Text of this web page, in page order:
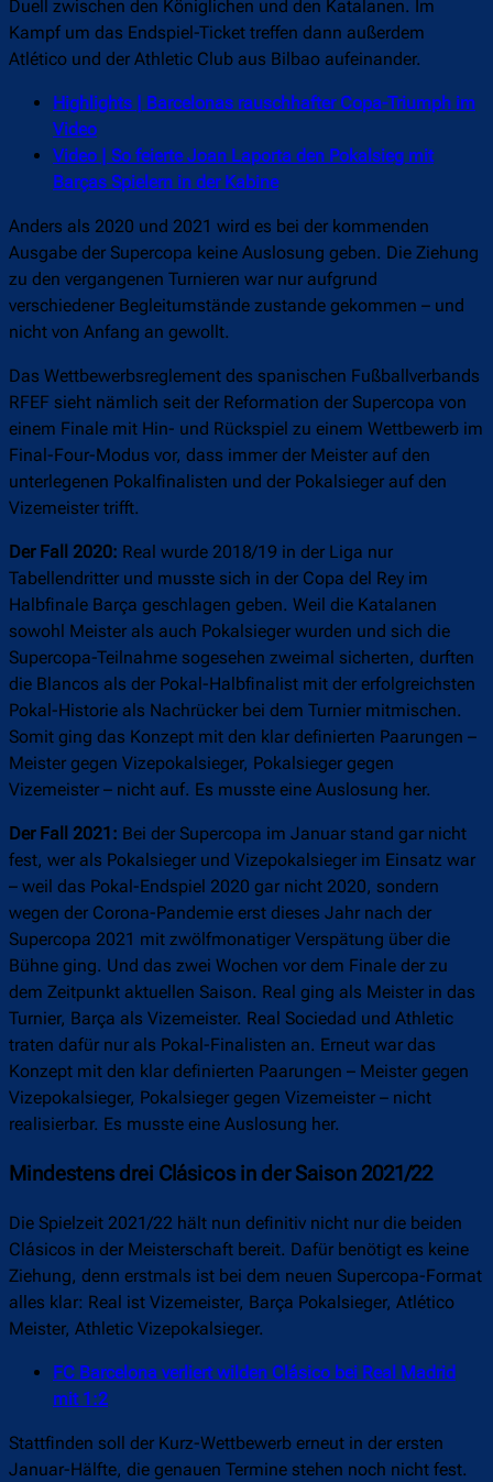
Duell zwischen den Königlichen und den Katalanen. Im
Kampf um das Endspiel-Ticket treffen dann außerdem
Atlético und der Athletic Club aus Bilbao aufeinander.
Highlights | Barcelonas rauschhafter Copa-Triumph im
Video
Video | So feierte Joan Laporta den Pokalsieg mit
Barças Spielern in der Kabine
Anders als 2020 und 2021 wird es bei der kommenden
Ausgabe der Supercopa keine Auslosung geben. Die Ziehung
zu den vergangenen Turnieren war nur aufgrund
verschiedener Begleitumstände zustande gekommen – und
nicht von Anfang an gewollt.
Das Wettbewerbsreglement des spanischen Fußballverbands
RFEF sieht nämlich seit der Reformation der Supercopa von
einem Finale mit Hin- und Rückspiel zu einem Wettbewerb im
Final-Four-Modus vor, dass immer der Meister auf den
unterlegenen Pokalfinalisten und der Pokalsieger auf den
Vizemeister trifft.
Der Fall 2020: Real wurde 2018/19 in der Liga nur
Tabellendritter und musste sich in der Copa del Rey im
Halbfinale Barça geschlagen geben. Weil die Katalanen
sowohl Meister als auch Pokalsieger wurden und sich die
Supercopa-Teilnahme sogesehen zweimal sicherten, durften
die Blancos als der Pokal-Halbfinalist mit der erfolgreichsten
Pokal-Historie als Nachrücker bei dem Turnier mitmischen.
Somit ging das Konzept mit den klar definierten Paarungen –
Meister gegen Vizepokalsieger, Pokalsieger gegen
Vizemeister – nicht auf. Es musste eine Auslosung her.
Der Fall 2021: Bei der Supercopa im Januar stand gar nicht
fest, wer als Pokalsieger und Vizepokalsieger im Einsatz war
– weil das Pokal-Endspiel 2020 gar nicht 2020, sondern
wegen der Corona-Pandemie erst dieses Jahr nach der
Supercopa 2021 mit zwölfmonatiger Verspätung über die
Bühne ging. Und das zwei Wochen vor dem Finale der zu
dem Zeitpunkt aktuellen Saison. Real ging als Meister in das
Turnier, Barça als Vizemeister. Real Sociedad und Athletic
traten dafür nur als Pokal-Finalisten an. Erneut war das
Konzept mit den klar definierten Paarungen – Meister gegen
Vizepokalsieger, Pokalsieger gegen Vizemeister – nicht
realisierbar. Es musste eine Auslosung her.
Mindestens drei Clásicos in der Saison 2021/22
Die Spielzeit 2021/22 hält nun definitiv nicht nur die beiden
Clásicos in der Meisterschaft bereit. Dafür benötigt es keine
Ziehung, denn erstmals ist bei dem neuen Supercopa-Format
alles klar: Real ist Vizemeister, Barça Pokalsieger, Atlético
Meister, Athletic Vizepokalsieger.
FC Barcelona verliert wilden Clásico bei Real Madrid
mit 1:2
Stattfinden soll der Kurz-Wettbewerb erneut in der ersten
Januar-Hälfte, die genauen Termine stehen noch nicht fest.